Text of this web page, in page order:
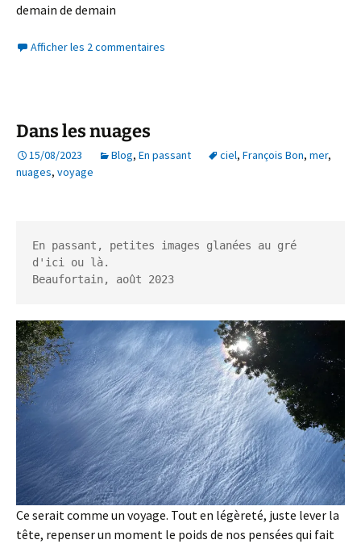
demain de demain
Afficher les 2 commentaires
Dans les nuages
15/08/2023 Blog, En passant ciel, François Bon, mer,
nuages, voyage
En passant, petites images glanées au gré
d'ici ou là.
Beaufortain, août 2023
Ce serait comme un voyage. Tout en légèreté, juste lever la
tête, repenser un moment le poids de nos pensées qui fait